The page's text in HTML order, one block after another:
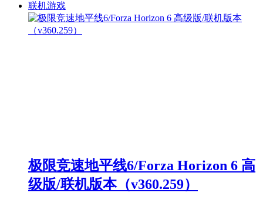
联机游戏
极限竞速地平线6/Forza Horizon 6 高
级版/联机版本（v360.259）